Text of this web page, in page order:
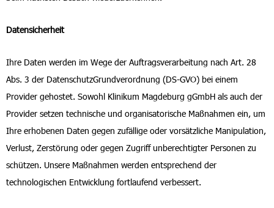
Datensicherheit
Ihre Daten werden im Wege der Auftragsverarbeitung nach Art. 28
Abs. 3 der DatenschutzGrundverordnung (DS-GVO) bei einem
Provider gehostet. Sowohl Klinikum Magdeburg gGmbH als auch der
Provider setzen technische und organisatorische Maßnahmen ein, um
Ihre erhobenen Daten gegen zufällige oder vorsätzliche Manipulation,
Verlust, Zerstörung oder gegen Zugriff unberechtigter Personen zu
schützen. Unsere Maßnahmen werden entsprechend der
technologischen Entwicklung fortlaufend verbessert.